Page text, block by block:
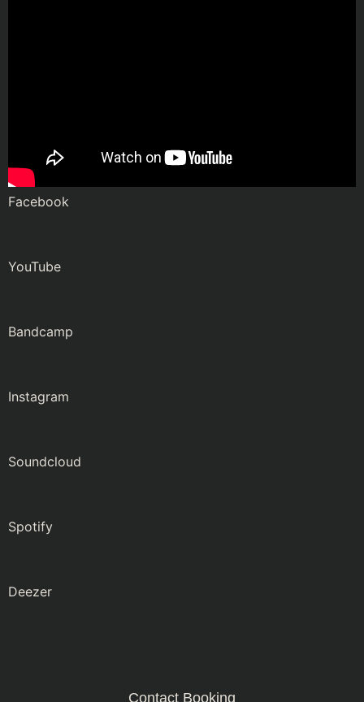
Facebook
YouTube
Bandcamp
Instagram
Soundcloud
Spotify
Deezer
Contact Booking